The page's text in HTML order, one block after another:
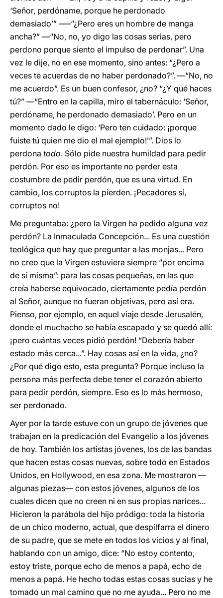
‘Señor, perdóname, porque he perdonado
demasiado’” –—“¿Pero eres un hombre de manga
ancha?” —“No, no, yo digo las cosas serias, pero
perdono porque siento el impulso de perdonar”. Una
vez le dije, no en ese momento, sino antes: “¿Pero a
veces te acuerdas de no haber perdonado?”. —“No, no
me acuerdo”. Es un buen confesor, ¿no? “¿Y qué haces
tú?” —“Entro en la capilla, miro el tabernáculo: ‘Señor,
perdóname, he perdonado demasiado’. Pero en un
momento dado le digo: ‘Pero ten cuidado: ¡porque
fuiste tú quien me dio el mal ejemplo!’”. Dios lo
perdona todo. Sólo pide nuestra humildad para pedir
perdón. Por eso es importante no perder esta
costumbre de pedir perdón, que es una virtud. En
cambio, los corruptos la pierden. ¡Pecadores sí,
corruptos no!
Me preguntaba: ¿pero la Virgen ha pedido alguna vez
perdón? La Inmaculada Concepción... Es una cuestión
teológica que hay que preguntar a las monjas... Pero
no creo que la Virgen estuviera siempre “por encima
de sí misma”: para las cosas pequeñas, en las que
creía haberse equivocado, ciertamente pedía perdón
al Señor, aunque no fueran objetivas, pero así era.
Pienso, por ejemplo, en aquel viaje desde Jerusalén,
donde el muchacho se había escapado y se quedó allí:
¡pero cuántas veces pidió perdón! “Debería haber
estado más cerca...”. Hay cosas así en la vida, ¿no?
¿Por qué digo esto, esta pregunta? Porque incluso la
persona más perfecta debe tener el corazón abierto
para pedir perdón, siempre. Eso es lo más hermoso,
ser perdonado.
Ayer por la tarde estuve con un grupo de jóvenes que
trabajan en la predicación del Evangelio a los jóvenes
de hoy. También los artistas jóvenes, los de las bandas
que hacen estas cosas nuevas, sobre todo en Estados
Unidos, en Hollywood, en esa zona. Me mostraron —
algunas piezas— con estos jóvenes, algunos de los
cuales dicen que no creen ni en sus propias narices...
Hicieron la parábola del hijo pródigo: toda la historia
de un chico moderno, actual, que despilfarra el dinero
de su padre, que se mete en todos los vicios y al final,
hablando con un amigo, dice: “No estoy contento,
estoy triste, porque echo de menos a papá, echo de
menos a papá. He hecho todas estas cosas sucias y he
tomado un mal camino que no me ayuda... Pero no me